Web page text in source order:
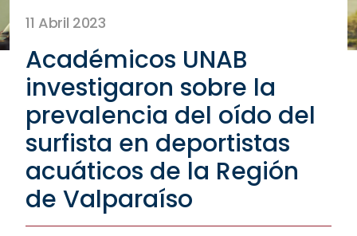
11 Abril 2023
Académicos UNAB
investigaron sobre la
prevalencia del oído del
surfista en deportistas
acuáticos de la Región
de Valparaíso